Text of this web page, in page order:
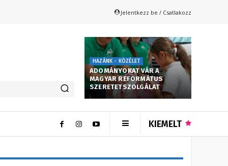
Jelentkezz be / Csatlakozz
HAZÁNK - KÖZÉLET
ADOMÁNYOKAT VÁR A
MAGYAR REFORMÁTUS
SZERETETSZOLGÁLAT
KIEMELT